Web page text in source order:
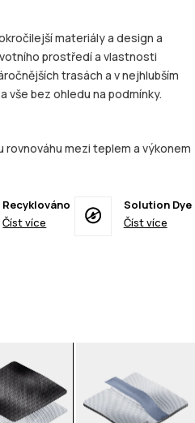
materiály a design a
prostředí a vlastnosti
trasách a v nejhlubším
vše bez ohledu na podmínky.
mezi teplem a výkonem
Recyklováno
Číst více
Solution Dye
Číst více